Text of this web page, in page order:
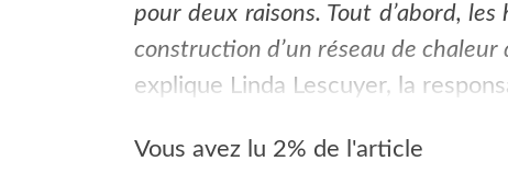
pour deux raisons. Tout d’abord,
construction d’un réseau de
explique Linda Lescuyer, la
Vous avez lu 2% de l'article